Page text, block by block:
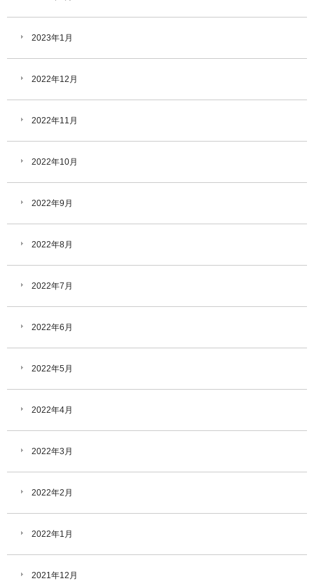
2023年1月
2022年12月
2022年11月
2022年10月
2022年9月
2022年8月
2022年7月
2022年6月
2022年5月
2022年4月
2022年3月
2022年2月
2022年1月
2021年12月